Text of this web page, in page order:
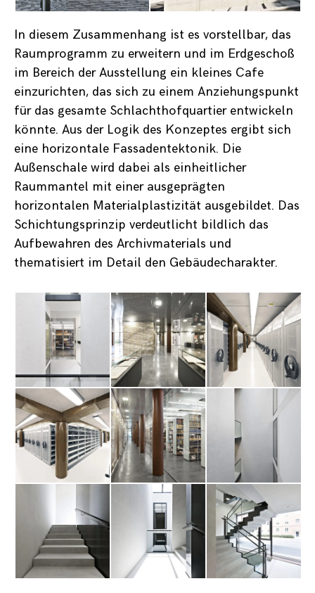
In diesem Zusammenhang ist es vorstellbar, das
Raumprogramm zu erweitern und im Erdgeschoß
im Bereich der Ausstellung ein kleines Cafe
einzurichten, das sich zu einem Anziehungspunkt
für das gesamte Schlachthofquartier entwickeln
könnte. Aus der Logik des Konzeptes ergibt sich
eine horizontale Fassadentektonik. Die
Außenschale wird dabei als einheitlicher
Raummantel mit einer ausgeprägten
horizontalen Materialplastizität ausgebildet. Das
Schichtungsprinzip verdeutlicht bildlich das
Aufbewahren des Archivmaterials und
thematisiert im Detail den Gebäudecharakter.